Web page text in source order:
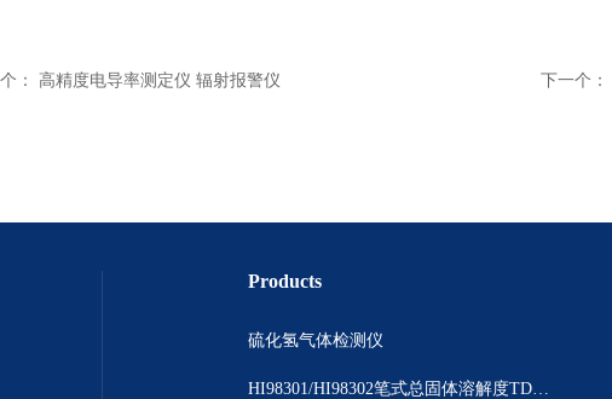
： 高精度电导率测定仪 辐射报警仪 下一个：
Products
硫化氢气体检测仪
HI98301/HI98302笔式总固体溶解度TDS测定仪